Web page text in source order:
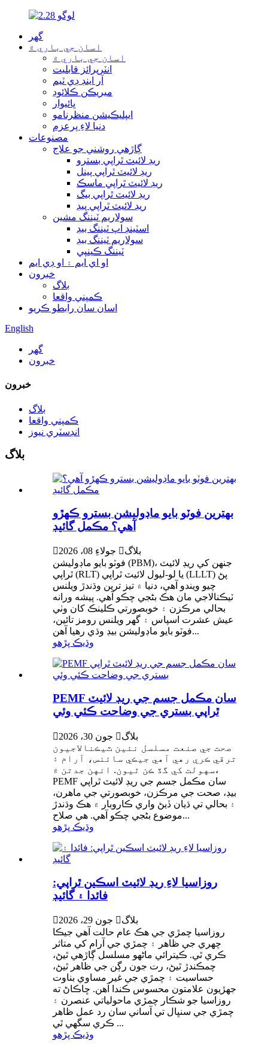
گھر
اسان جي باري ۾
اسان جي باري ۾
انٽرپرائز قابليت
آر اينڊ ڊي ٽيم
ميريڪن ڪلائوڊ
ڀائيوار
ايپليڪيشن منظرنامو
دنيا لاءِ پرعزم
مصنوعات
ڳاڙهي روشني جو علاج
ريڊ لائيٽ ٿراپي بسترو
ريڊ لائيٽ ٿراپي پينل
ريڊ لائيٽ ٿراپي ماسڪ
ريڊ لائيٽ ٿراپي بيگ
ريڊ لائيٽ ٿراپي پيڊ
سولاريم ٽيننگ مشين
اسٽينڊ اپ ٽيننگ بيڊ
سولاريم ٽيننگ بيڊ
ٽيننگ ڪينپي
او اي ايم ۽ او ڊي ايم
خبرون
بلاگ
ڪمپني واقعا
اسان سان رابطو ڪريو
English
گھر
خبرون
خبرون
بلاگ
ڪمپني واقعا
انڊسٽري نيوز
بلاگ
بهترين فوٽو بايو ماڊوليشن بسترو ڪهڙو
آهي؟ مڪمل گائيڊ
 جولاءِ 08، 2026 بلاگ
فوٽو بايو ماڊوليشن (PBM)، جنهن کي ريڊ لائيٽ
ٿراپي (RLT) يا لو-ليول لائيٽ ٿراپي (LLLT) پڻ
چيو ويندو آهي، دنيا ۾ تيز ترين وڌندڙ ويلنس
ٽيڪنالاجي مان هڪ بڻجي چڪو آهي. پيشه ورانه
بحالي مرڪزن ۽ خوبصورتي ڪلينڪ کان وٺي
عيش عشرت اسپاس ۽ گهر ويلنس رومز تائين،
فوٽو بايو ماڊوليشن بيڊ وڌي رهيا آهن...
وڌيڪ پڙهو
PEMF سان مڪمل جسم جي ريڊ لائيٽ
ٿراپي بستري جي وضاحت ڪئي وئي
 جون 30، 2026 بلاگ
صحت جي صنعت مسلسل نئين ٽيڪنالاجيون
ترقي ڪري رهي آهي جيڪي سائنس، آرام ۽
سهولت کي گڏ ڪن ٿيون. انهن جدتن ۾،
PEMF سان مڪمل جسم جي ريڊ لائيٽ ٿراپي
بيڊ، صحت جي مرڪزن، خوبصورتي جي ماهرن،
۽ بحالي تي ڌيان ڏيڻ واري ڪاروبار ۾ هڪ وڌندڙ
موضوع بڻجي چڪو آهي. هي صلاح...
وڌيڪ پڙهو
روزاسيا لاءِ ريڊ لائيٽ اسڪين ٿراپي:
فائدا ۽ گائيڊ
 جون 29، 2026 بلاگ
روزاسيا چمڙي جي هڪ عام حالت آهي جيڪا
چهري جي ظاهر ۽ چمڙي جي آرام کي متاثر
ڪري ٿي. ڪيترائي ماڻهو مسلسل ڳاڙهي ٿيڻ،
چمڪندڙ ٿيڻ، رت جون رڳن جي ظاهر ٿيڻ،
حساسيت ۽ چمڙي جي غير مساوي بناوت
جهڙيون علامتون محسوس ڪندا آهن. ڇاڪاڻ ته
روزاسيا جو شڪار چمڙي ماحولياتي عنصرن ۽
چمڙي جي سنڀال تي آساني سان رد عمل ظاهر
ڪري سگهي ٿي ...
وڌيڪ پڙهو